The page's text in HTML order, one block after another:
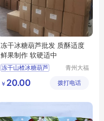
冻干冰糖葫芦批发 质酥适度
鲜果制作 软硬适中
冻干山楂冰糖葫芦
冰糖葫芦
冻干山楂冰糖葫芦厂家
青州大福
展有限公
￥ 20.00 拨打电话